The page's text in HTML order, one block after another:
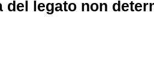
del legato non